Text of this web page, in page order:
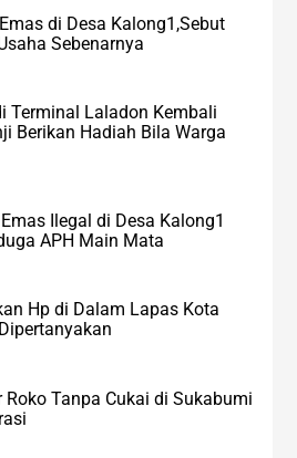
di Desa Kalong1,Sebut
Sebenarnya
Terminal Laladon Kembali
Berikan Hadiah Bila Warga
Ilegal di Desa Kalong1
APH Main Mata
Hp di Dalam Lapas Kota
Roko Tanpa Cukai di Sukabumi